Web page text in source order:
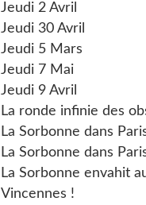
Jeudi 2 Avril
Jeudi 30 Avril
Jeudi 5 Mars
Jeudi 7 Mai
Jeudi 9 Avril
La ronde infinie des
La Sorbonne dans
La Sorbonne dans
La Sorbonne envahit
Vincennes !